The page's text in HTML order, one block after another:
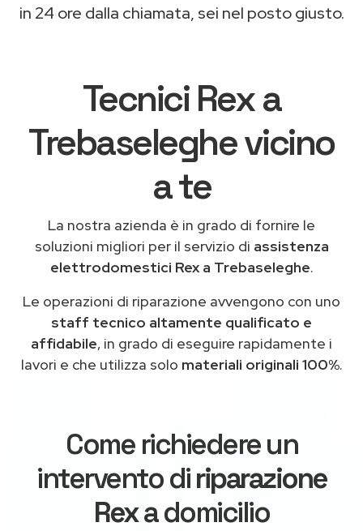
in 24 ore dalla chiamata, sei nel posto giusto.
Tecnici Rex a
Trebaseleghe vicino
a te
La nostra azienda è in grado di fornire le
soluzioni migliori per il servizio di assistenza
elettrodomestici Rex a Trebaseleghe.
Le operazioni di riparazione avvengono con uno
staff tecnico altamente qualificato e
affidabile, in grado di eseguire rapidamente i
lavori e che utilizza solo materiali originali 100%.
Come richiedere un
intervento diriparazione
Rexa domicilio